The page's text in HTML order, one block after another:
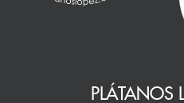
PLÁTANOS